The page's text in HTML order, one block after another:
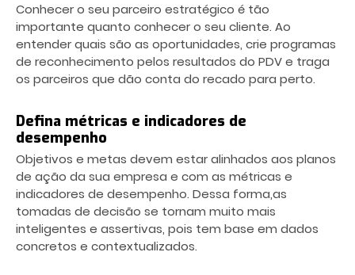
Conhecer o seu parceiro estratégico é tão
importante quanto conhecer o seu cliente. Ao
entender quais são as oportunidades, crie programas
de reconhecimento pelos resultados do PDV e traga
os parceiros que dão conta do recado para perto.
Defina métricas e indicadores de
desempenho
Objetivos e metas devem estar alinhados aos planos
de ação da sua empresa e com as métricas e
indicadores de desempenho. Dessa forma,as
tomadas de decisão se tornam muito mais
inteligentes e assertivas, pois tem base em dados
concretos e contextualizados.